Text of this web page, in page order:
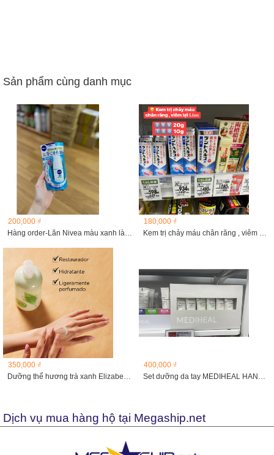
Sản phẩm cùng danh mục
200,000 ₫
Hàng order-Lăn Nivea màu xanh làm đều và sáng
180,000 ₫
Kem trị chảy máu chân răng , viêm lợi Lion 10g
350,000 ₫
Dưỡng thể hương trà xanh Elizabeth Arden Greentea...
400,000 ₫
Set dưỡng da tay MEDIHEAL HAND CREAM
Dịch vụ mua hàng hộ tại Megaship.net